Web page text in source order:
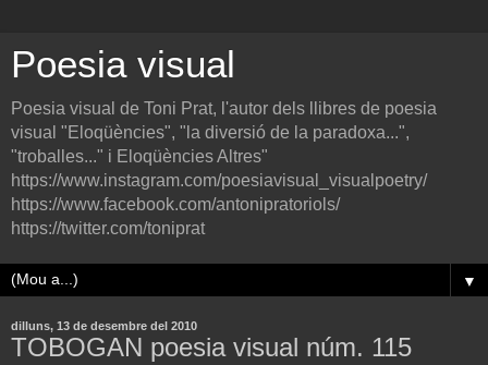
Poesia visual
Poesia visual de Toni Prat, l'autor dels llibres de poesia
visual "Eloqüències", "la diversió de la paradoxa...",
"troballes..." i Eloqüències Altres"
https://www.instagram.com/poesiavisual_visualpoetry/
https://www.facebook.com/antonipratoriols/
https://twitter.com/toniprat
▼
dilluns, 13 de desembre del 2010
TOBOGAN poesia visual núm. 115